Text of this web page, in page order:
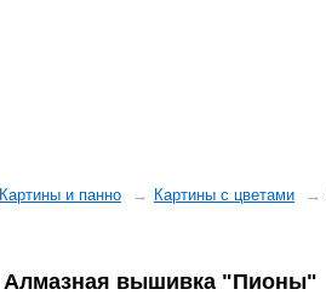
Картины и панно Картины с цветами
Алмазная вышивка "Пионы"